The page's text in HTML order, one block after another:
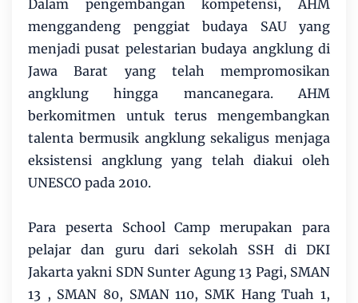
Dalam pengembangan kompetensi, AHM
menggandeng penggiat budaya SAU yang
menjadi pusat pelestarian budaya angklung di
Jawa Barat yang telah mempromosikan
angklung hingga mancanegara. AHM
berkomitmen untuk terus mengembangkan
talenta bermusik angklung sekaligus menjaga
eksistensi angklung yang telah diakui oleh
UNESCO pada 2010.
Para peserta School Camp merupakan para
pelajar dan guru dari sekolah SSH di DKI
Jakarta yakni SDN Sunter Agung 13 Pagi, SMAN
13 , SMAN 80, SMAN 110, SMK Hang Tuah 1,